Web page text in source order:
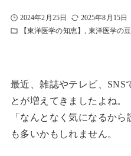
2024年2月25日
2025年8月15日
【東洋医学の知恵】
東洋医学の
最近、雑誌やテレビ、SNS
とが増えてきましたよね。
「なんとなく気になるか
も多いかもしれません。